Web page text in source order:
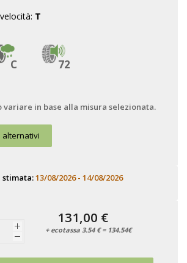
T
C 72
variare in base alla misura selezionata.
alternativi
stimata:13/08/2026 - 14/08/2026
131,00 €
+ ecotassa 3.54 € = 134.54€